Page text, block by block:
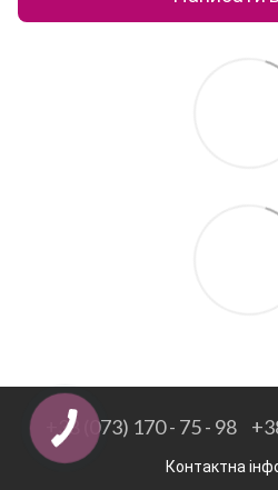
+38 (073) 170 - 75 - 98
Контактна